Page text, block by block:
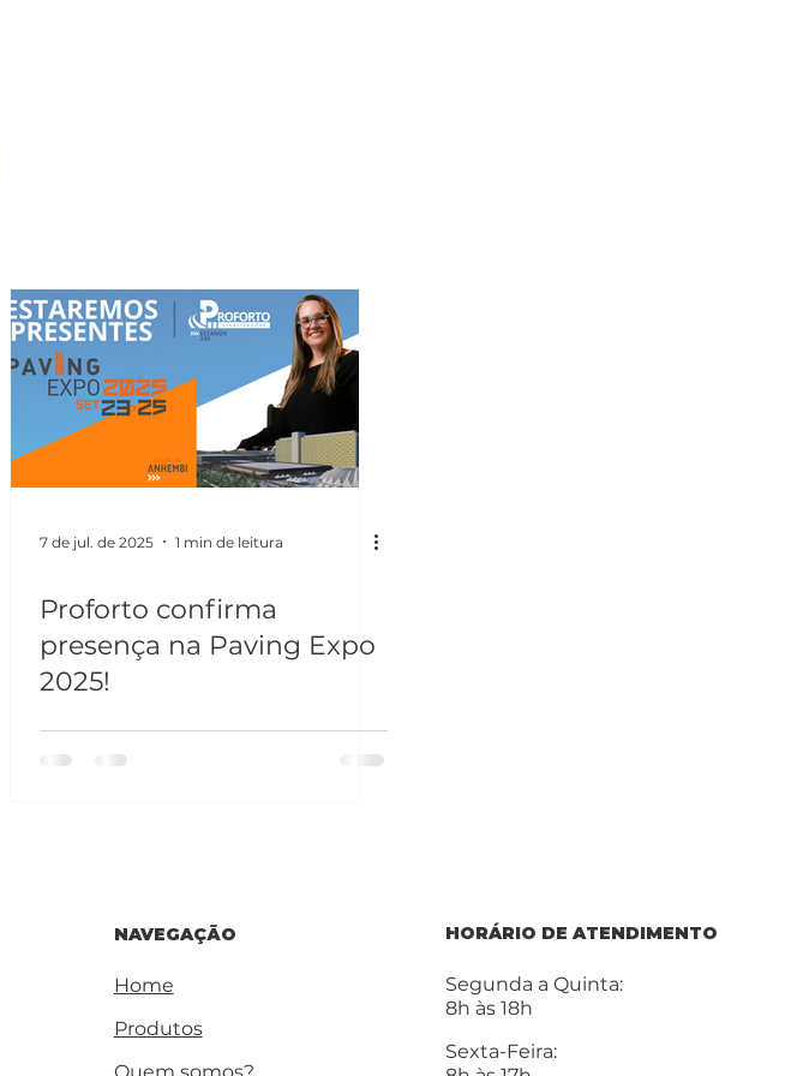
7 de jul. de 2025 1 min de leitura
Proforto confirma
presença na Paving Expo
2025!
NAVEGAÇÃO
Home
Produtos
HORÁRIO DE ATENDIMENTO
Segunda a Quinta:
8h às 18h
Sexta-Feira: